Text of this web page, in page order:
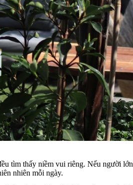
tìm thấy niềm vui riêng. Nếu người
nhiên mỗi ngày.